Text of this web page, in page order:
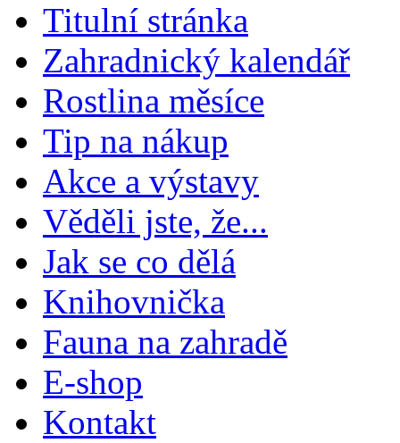
Titulní stránka
Zahradnický kalendář
Rostlina měsíce
Tip na nákup
Akce a výstavy
Věděli jste, že...
Jak se co dělá
Knihovnička
Fauna na zahradě
E-shop
Kontakt